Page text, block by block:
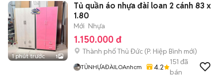
1 phút trước 1
Tủ quần áo nhựa đài loan 2 cánh 83 x
1.80
Mới Nhựa
1.150.000 đ
Thành phố Thủ Đức (P. Hiệp Bình mới)
TỦNHỰAĐÀILOAnhcm 4.2
151 đã
bán